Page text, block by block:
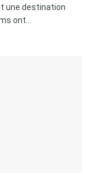
une destination
ont...